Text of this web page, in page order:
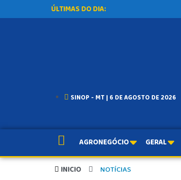
ÚLTIMAS DO DIA:
SINOP - MT | 6 DE AGOSTO DE 2026
AGRONEGÓCIO GERAL
INICIO NOTÍCIAS